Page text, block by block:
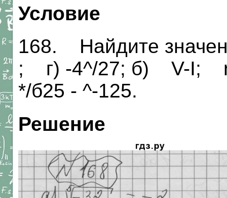
Условие
168. Найдите
; г) -4^/27; б) V-I;
*/б25 - ^-125.
Решение